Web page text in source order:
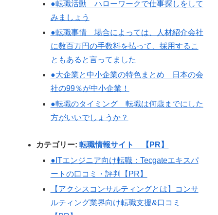
●転職活動 ハローワークで仕事探しをして
みましょう
●転職事情 場合によっては、人材紹介会社
に数百万円の手数料を払って、採用するこ
ともあると言ってました
●大企業と中小企業の特色まとめ 日本の会
社の99％が中小企業！
●転職のタイミング 転職は何歳までにした
方がいいでしょうか？
カテゴリー:転職情報サイト 【PR】
●ITエンジニア向け転職：Tecgateエキスパ
ートの口コミ・評判【PR】
【アクシスコンサルティングとは】コンサ
ルティング業界向け転職支援&口コミ